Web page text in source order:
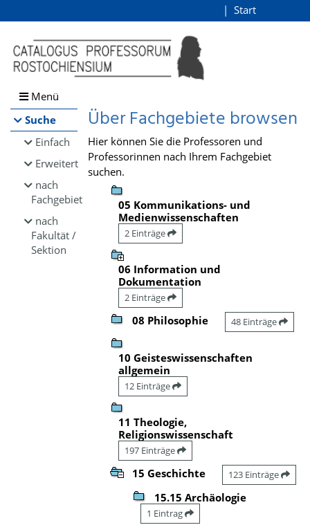
Browsen
direkt zum Inhalt
Start
Menü
Suche
Einfach
Erweitert
nach
Fachgebiet
nach
Fakultät /
Sektion
Über Fachgebiete browsen
Hier können Sie die Professoren und
Professorinnen nach Ihrem Fachgebiet
suchen.
05 Kommunikations- und
Medienwissenschaften
2 Einträge
06 Information und
Dokumentation
2 Einträge
08 Philosophie 48 Einträge
10 Geisteswissenschaften
allgemein
12 Einträge
11 Theologie,
Religionswissenschaft
197 Einträge
15 Geschichte 123 Einträge
15.15 Archäologie
1 Eintrag